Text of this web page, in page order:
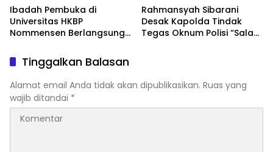
Ibadah Pembuka di
Universitas HKBP
Nommensen Berlangsung
Yayasan dan Pimpinan
Kampus
Rahmansyah Sibarani
Desak Kapolda Tindak
Tegas Oknum Polisi “Salah
Tinggalkan Balasan
Alamat email Anda tidak akan dipublikasikan. Ruas yang
wajib ditandai *